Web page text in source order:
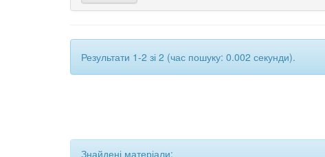
Результати 1-2 зі 2 (час пошуку: 0.002 секунди).
Знайдені матеріали: